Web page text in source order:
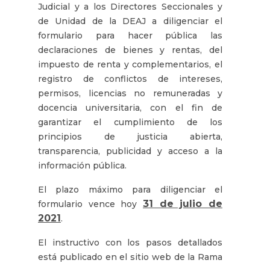
Judicial y a los Directores Seccionales y
de Unidad de la DEAJ a diligenciar el
formulario para hacer pública las
declaraciones de bienes y rentas, del
impuesto de renta y complementarios, el
registro de conflictos de intereses,
permisos, licencias no remuneradas y
docencia universitaria, con el fin de
garantizar el cumplimiento de los
principios de justicia abierta,
transparencia, publicidad y acceso a la
información pública.
El plazo máximo para diligenciar el
formulario vence hoy 31 de julio de
2021.
El instructivo con los pasos detallados
está publicado en el sitio web de la Rama